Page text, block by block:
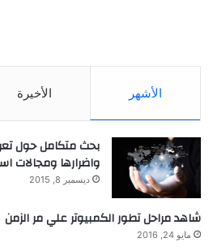
الأشهر الأخيرة
بحث متكامل حول
واضرارها ومجالات
ديسمبر 8, 2015
شاهد مراحل تطور الكمبيوتر علي مر الزمن
مايو 24, 2016